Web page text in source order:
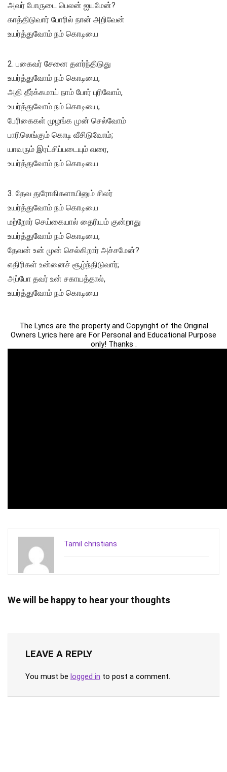
அவர் போருடை பெலன் ஐயமேன்?
காத்திடுவார் போரில் நான் அறிவேன்
உயர்த்துவோம் நம் கொடியை
2. பகைவர் சேனை தளர்ந்திடுது
உயர்த்துவோம் நம் கொடியை,
அதி தீர்க்கமாய் நாம் போர் புரிவோம்,
உயர்த்துவோம் நம் கொடியை;
பேரிகைகள் முழங்க முன் செல்வோம்
பாரிலெங்கும் கொடி வீசிடுவோம்;
யாவரும் இரட்சிப்படையும் வரை,
உயர்த்துவோம் நம் கொடியை
3. தேவ துரோகிகளாயினும் சிலர்
உயர்த்துவோம் நம் கொடியை
மற்றோர் செய்கையால் தைரியம் குன்றாது
உயர்த்துவோம் நம் கொடியை,
தேவன் உன் முன் செல்கிறார் அச்சமேன்?
எதிரிகள் உன்னைச் சூழ்ந்திடுவார்;
அப்போ தவர் உன் சகாயத்தால்,
உயர்த்துவோம் நம் கொடியை
The Lyrics are the property and Copyright of the Original
Owners Lyrics here are For Personal and Educational Purpose
only! Thanks .
Tamil christians
We will be happy to hear your thoughts
LEAVE A REPLY
You must be logged in to post a comment.